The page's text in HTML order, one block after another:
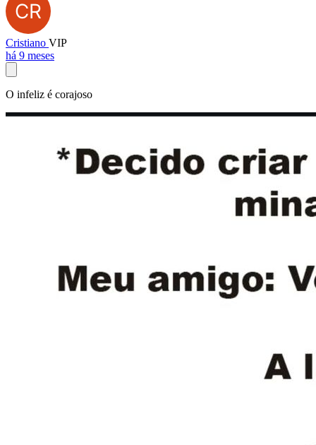
Cristiano VIP
há 9 meses
O infeliz é corajoso